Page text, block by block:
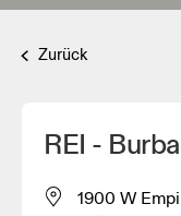
Zurück
REI -
1900 W